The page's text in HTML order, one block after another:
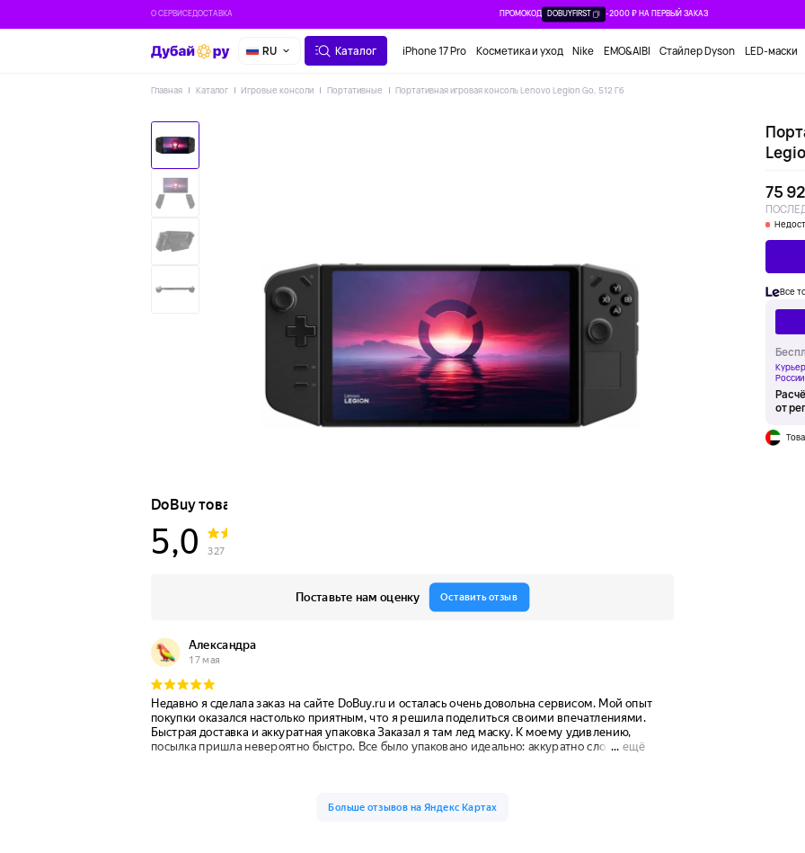
О СЕРВИСЕДОСТАВКА ПРОМОКОД DOBUYFIRST -2000 ₽ НА ПЕРВЫЙ ЗАКАЗ
RU Каталог iPhone 17 Pro Косметика и уход Nike EMO&AIBI Стайлер Dyson LED-маски
Главная Каталог Игровые консоли Портативные Портативная игровая консоль Lenovo Legion Go, 512 Гб
75
Все
России
от